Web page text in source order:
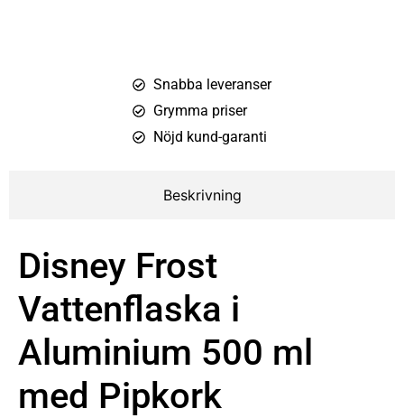
Snabba leveranser
Grymma priser
Nöjd kund-garanti
Beskrivning
Disney Frost
Vattenflaska i
Aluminium 500 ml
med Pipkork